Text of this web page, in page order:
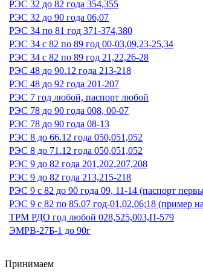
РЭС 32 до 82 года 354,355
РЭС 32 до 90 года 06,07
РЭС 34 по 81 год 371-374,380
РЭС 34 с 82 по 89 год 00-03,09,23-25,34
РЭС 34 с 82 по 89 год 21,22,26-28
РЭС 48 до 90.12 года 213-218
РЭС 48 до 92 года 201-207
РЭС 7 год любой, паспорт любой
РЭС 78 до 90 года 008, 00-07
РЭС 78 до 90 года 08-13
РЭС 8 до 66.12 года 050,051,052
РЭС 8 до 71.12 года 050,051,052
РЭС 9 до 82 года 201,202,207,208
РЭС 9 до 82 года 213,215-218
РЭС 9 с 82 до 90 года 09, 11-14 (паспорт
РЭС 9 с 82 по 85.07 год-01,02,06;18 (пример
ТРМ РДО год любой 028,525,003,П-579
ЭМРВ-27Б-1 до 90г
Принимаем